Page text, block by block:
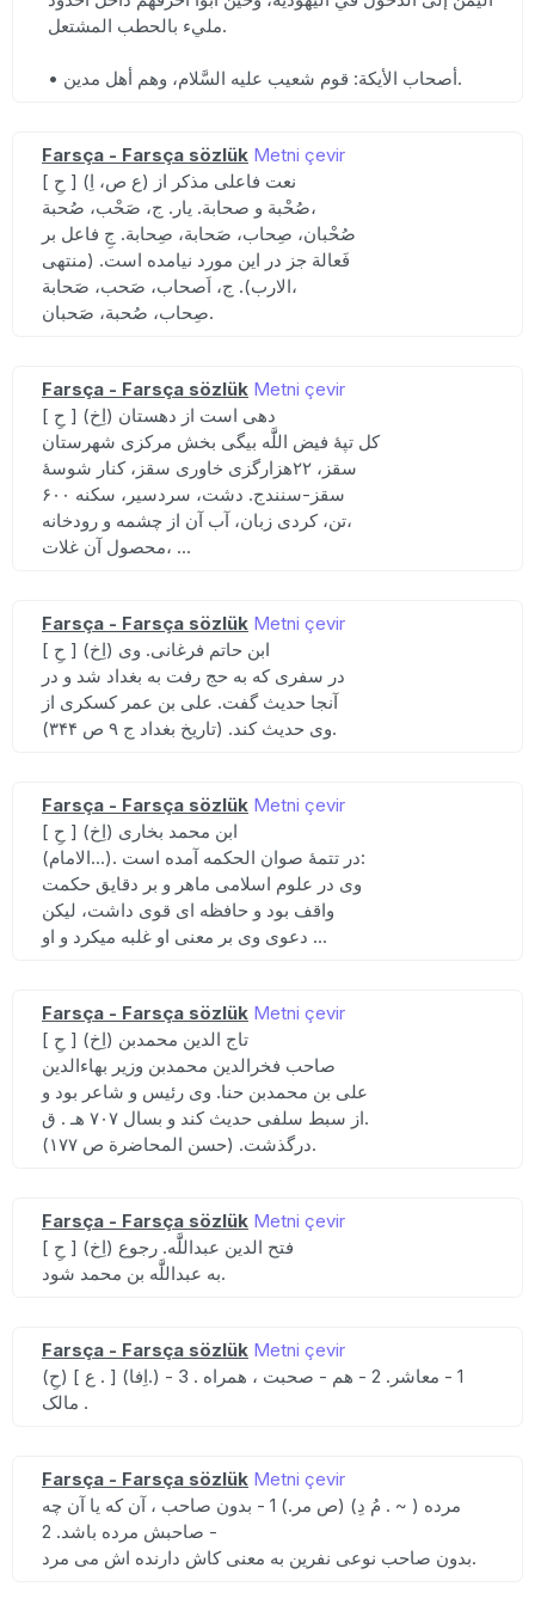
مليء بالحطب المشتعل.
• أصحاب الأيكة: قوم شعيب عليه السَّلام، وهم أهل مدين.
Farsça - Farsça sözlük Metni çevir
[ حِ ] (ع ص، اِ) نعت فاعلی مذکر از
صُحْبة و صحابة. یار. ج، صَحْب، صُحبة،
صُحْبان، صِحاب، صَحابة، صِحابة. جِ فاعل بر
فَعالة جز در این مورد نیامده است. (منتهی
الارب). ج، اَصحاب، صَحب، صَحابة،
صِحاب، صُحبة، صَحبان.
Farsça - Farsça sözlük Metni çevir
[ حِ ] (اِخ) دهی است از دهستان
کل تپهٔ فیض اللََّه بیگی بخش مرکزی شهرستان
سقز، ۲۲هزارگزی خاوری سقز، کنار شوسهٔ
سقز-سنندج. دشت، سردسیر، سکنه ۶۰۰
تن، کردی زبان، آب آن از چشمه و رودخانه،
محصول آن غلات، ...
Farsça - Farsça sözlük Metni çevir
[ حِ ] (اِخ) ابن حاتم فرغانی. وی
در سفری که به حج رفت به بغداد شد و در
آنجا حدیث گفت. علی بن عمر کسکری از
وی حدیث کند. (تاریخ بغداد ج ۹ ص ۳۴۴).
Farsça - Farsça sözlük Metni çevir
[ حِ ] (اِخ) ابن محمد بخاری
(الامام...). در تتمهٔ صوان الحکمه آمده است:
وی در علوم اسلامی ماهر و بر دقایق حکمت
واقف بود و حافظه ای قوی داشت، لیکن
دعوی وی بر معنی او غلبه میکرد و او ...
Farsça - Farsça sözlük Metni çevir
[ حِ ] (اِخ) تاج الدین محمدبن
صاحب فخرالدین محمدبن وزیر بهاءالدین
علی بن محمدبن حنا. وی رئیس و شاعر بود و
از سبط سلفی حدیث کند و بسال ۷۰۷ هـ . ق.
درگذشت. (حسن المحاضرة ص ۱۷۷).
Farsça - Farsça sözlük Metni çevir
[ حِ ] (اِخ) فتح الدین عبداللََّه. رجوع
به عبداللََّه بن محمد شود.
Farsça - Farsça sözlük Metni çevir
(حِ) [ ع . ] (اِفا.) 1 - معاشر. 2 - هم - صحبت ، همراه . 3 -
مالک .
Farsça - Farsça sözlük Metni çevir
مرده ( ~ . مُ دِ) (ص مر.) 1 - بدون صاحب ، آن که یا آن چه
صاحبش مرده باشد. 2 -
بدون صاحب نوعی نفرین به معنی کاش دارنده اش می مرد.